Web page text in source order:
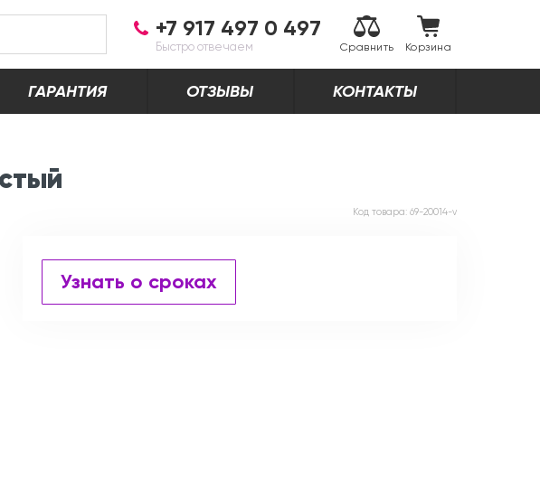
+7 917 497 0 497
Быстро отвечаем Сравнить Корзина
ГАРАНТИЯ ОТЗЫВЫ КОНТАКТЫ
Код товара: 69-20014-v
Узнать о сроках